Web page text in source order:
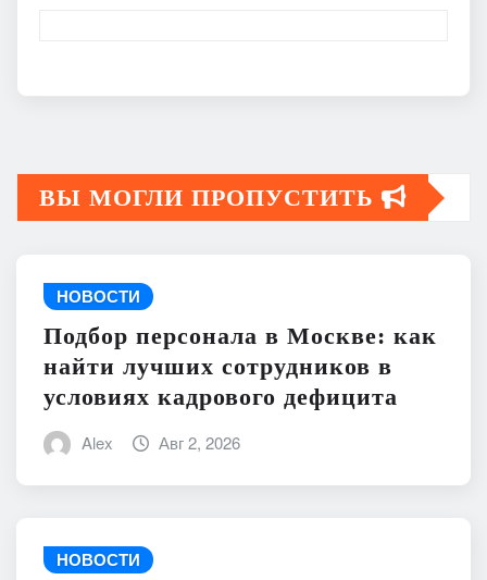
ВЫ МОГЛИ ПРОПУСТИТЬ
НОВОСТИ
Подбор персонала в Москве: как
найти лучших сотрудников в
условиях кадрового дефицита
Alex Авг 2, 2026
НОВОСТИ